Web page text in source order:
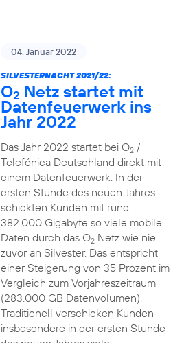
04. Januar 2022
SILVESTERNACHT 2021/22:
O2 Netz startet mit
Datenfeuerwerk ins
Jahr 2022
Das Jahr 2022 startet bei O2/
Telefónica Deutschland direkt mit
einem Datenfeuerwerk: In der
ersten Stunde des neuen Jahres
schickten Kunden mit rund
382.000 Gigabyte so viele mobile
Daten durch das O2Netz wie nie
zuvor an Silvester. Das entspricht
einer Steigerung von 35 Prozent im
Vergleich zum Vorjahreszeitraum
(283.000 GB Datenvolumen).
Traditionell verschicken Kunden
insbesondere in der ersten Stunde